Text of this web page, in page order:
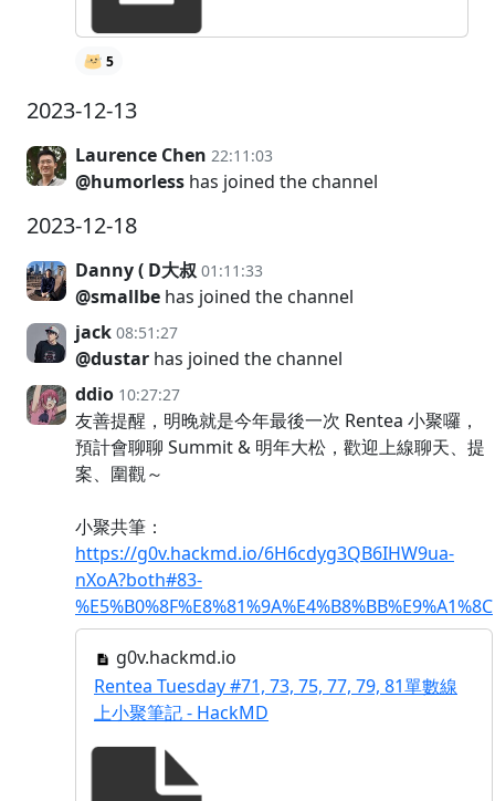
5
2023-12-13
Laurence Chen 22:11:03
@humorless has joined the channel
2023-12-18
Danny ( D大叔 01:11:33
@smallbe has joined the channel
jack 08:51:27
@dustar has joined the channel
ddio 10:27:27
友善提醒，明晚就是今年最後一次 Rentea 小聚囉，
預計會聊聊 Summit & 明年大松，歡迎上線聊天、提
案、圍觀～
小聚共筆：
https://g0v.hackmd.io/6H6cdyg3QB6IHW9ua-
nXoA?both#83-
%E5%B0%8F%E8%81%9A%E4%B8%BB%E9%A1%8C
g0v.hackmd.io
Rentea Tuesday #71, 73, 75, 77, 79, 81單數線
上小聚筆記 - HackMD